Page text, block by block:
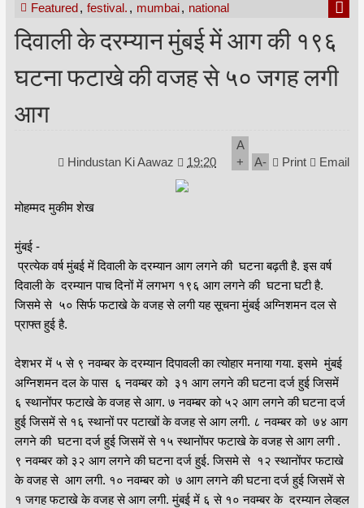
Featured, festival. , mumbai, national
दिवाली के दरम्यान मुंबई में आग की १९६
घटना फटाखे की वजह से ५० जगह लगी
आग
Hindustan Ki Aawaz 19:20
A
+
A- Print Email
मोहम्मद मुकीम शेख
मुंबई -
प्रत्येक वर्ष मुंबई में दिवाली के दरम्यान आग लगने की घटना बढ़ती है. इस वर्ष
दिवाली के दरम्यान पाच दिनों में लगभग १९६ आग लगने की घटना घटी है.
जिसमे से ५० सिर्फ फटाखे के वजह से लगी यह सूचना मुंबई अग्निशमन दल से
प्राफ्त हुई है.
देशभर में ५ से ९ नवम्बर के दरम्यान दिपावली का त्योहार मनाया गया. इसमे मुंबई
अग्निशमन दल के पास ६ नवम्बर को ३१ आग लगने की घटना दर्ज हुई जिसमें
६ स्थानोंपर फटाखे के वजह से आग. ७ नवम्बर को ५२ आग लगने की घटना दर्ज
हुई जिसमें से १६ स्थानों पर पटाखों के वजह से आग लगी. ८ नवम्बर को ७४ आग
लगने की घटना दर्ज हुई जिसमें से १५ स्थानोंपर फटाखे के वजह से आग लगी .
९ नवम्बर को ३२ आग लगने की घटना दर्ज हुई. जिसमे से १२ स्थानोंपर फटाखे
के वजह से आग लगी. १० नवम्बर को ७ आग लगने की घटना दर्ज हुई जिसमें से
१ जगह फटाखे के वजह से आग लगी. मुंबई में ६ से १० नवम्बर के दरम्यान लेव्हल